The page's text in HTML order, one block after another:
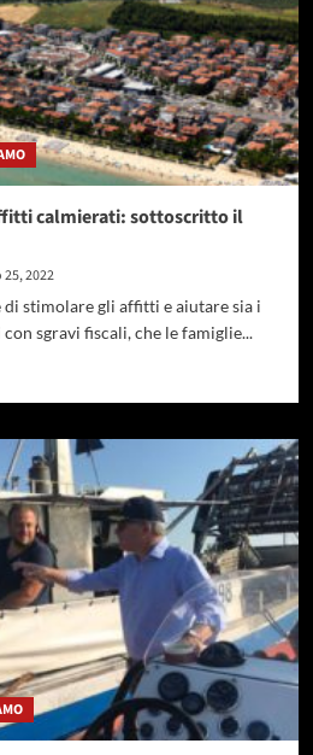
calmierati: sottoscritto il
25, 2022
stimolare gli affitti e aiutare sia i
sgravi fiscali, che le famiglie...